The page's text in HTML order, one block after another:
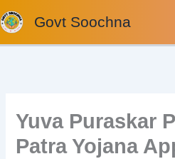
to
content
Govt Soochna
Yuva Puraskar
Patra Yojana